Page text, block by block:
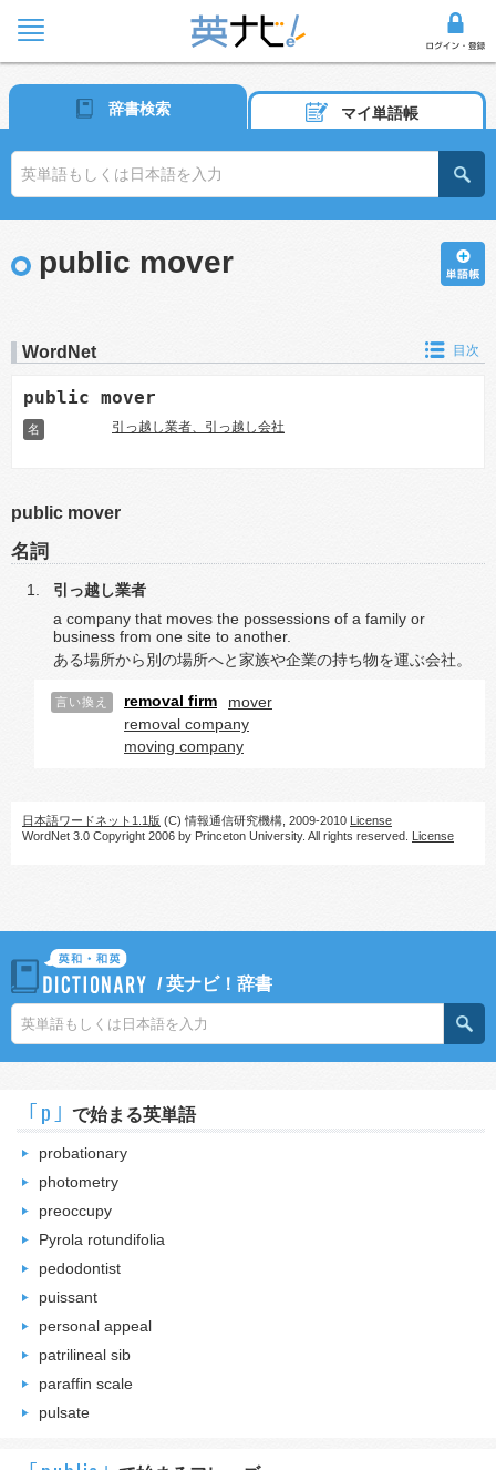
辞書検索 マイ単語帳
public mover
WordNet 目次
public mover
名 引っ越し業者、引っ越し会社
public mover
名詞
引っ越し業者
a company that moves the possessions of a family or
business from one site to another.
ある場所から別の場所へと家族や企業の持ち物を運ぶ会社。
言い換え removal firm
mover
removal company
moving company
日本語ワードネット1.1版 (C) 情報通信研究機構, 2009-2010 License
WordNet 3.0 Copyright 2006 by Princeton University. All rights reserved. License
/英ナビ！辞書
｢p｣ で始まる英単語
probationary
photometry
preoccupy
Pyrola rotundifolia
pedodontist
puissant
personal appeal
patrilineal sib
paraffin scale
pulsate